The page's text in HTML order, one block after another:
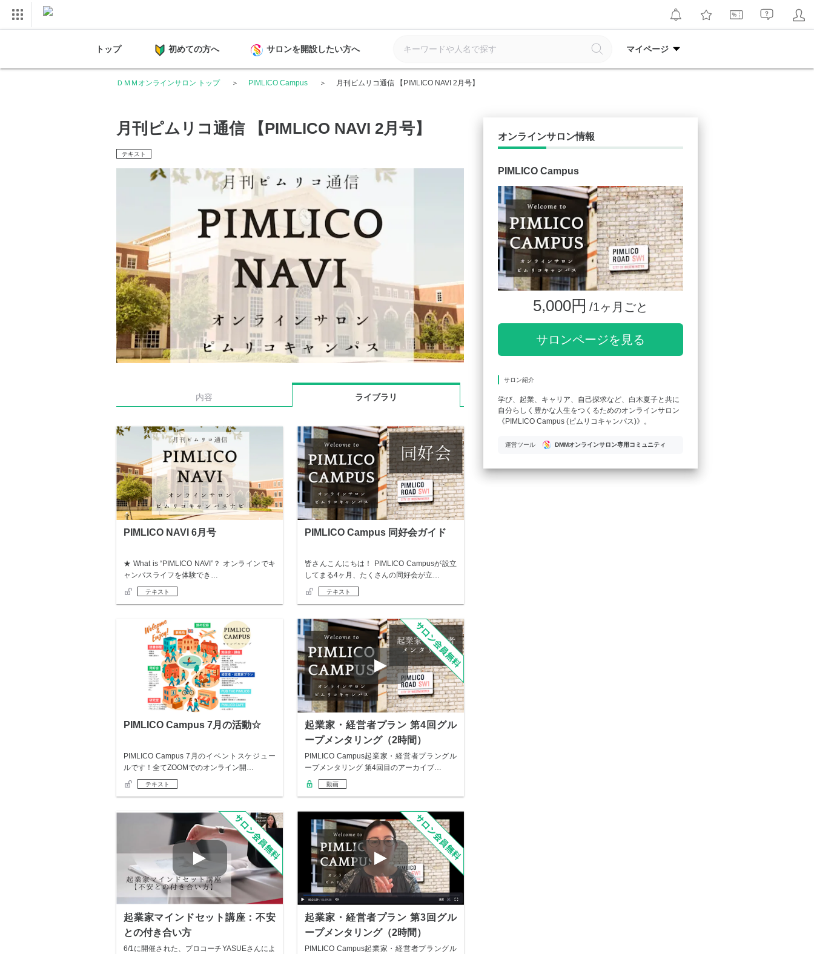
トップ 初めての方へ サロンを開設したい方へ マイページ
ＤＭＭオンラインサロン トップ PIMLICO Campus 月刊ピムリコ通信 【PIMLICO NAVI 2月号】
月刊ピムリコ通信 【PIMLICO NAVI 2月号】
テキスト
内容 ライブラリ
PIMLICO NAVI 6月号
★ What is “PIMLICO NAVI”？ オンラインでキ
ャンパスライフを体験でき…
テキスト
PIMLICO Campus 同好会ガイド
皆さんこんにちは！ PIMLICO Campusが設立
してまる4ヶ月、たくさんの同好会が立…
テキスト
PIMLICO Campus 7月の活動☆
PIMLICO Campus 7月のイベントスケジュー
ルです！全てZOOMでのオンライン開…
テキスト
起業家・経営者プラン 第4回グル
ープメンタリング（2時間）
PIMLICO Campus起業家・経営者プラングル
ープメンタリング 第4回目のアーカイブ…
動画
起業家マインドセット講座：不安
との付き合い方
6/1に開催された、プロコーチYASUEさんによ
起業家・経営者プラン 第3回グル
ープメンタリング（2時間）
PIMLICO Campus起業家・経営者プラングル
オンラインサロン情報
PIMLICO Campus
5,000円 /1ヶ月ごと
サロンページを見る
サロン紹介
学び、起業、キャリア、自己探求など、白木夏子と共に
自分らしく豊かな人生をつくるためのオンラインサロン
《PIMLICO Campus (ピムリコキャンパス)》。
運営ツール DMMオンラインサロン専用コミュニティ